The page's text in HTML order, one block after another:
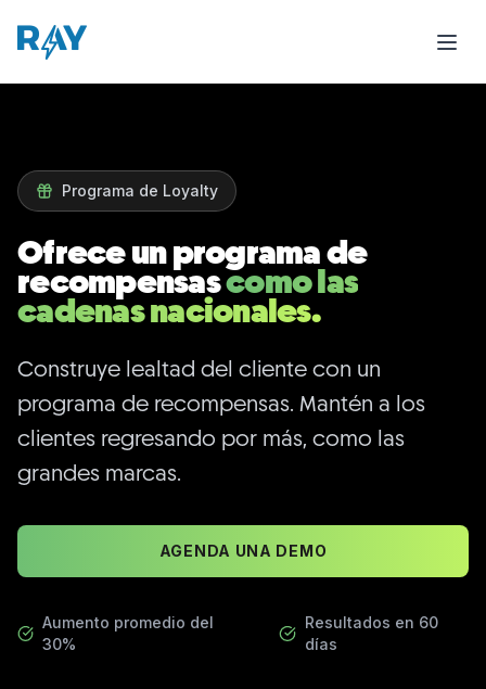
Programa de Loyalty
Ofrece un programa de
recompensascomo las
cadenas nacionales.
Construye lealtad del cliente con un
programa de recompensas. Mantén a los
clientes regresando por más, como las
grandes marcas.
AGENDA UNA DEMO
Aumento promedio del
30%
Resultados en 60
días